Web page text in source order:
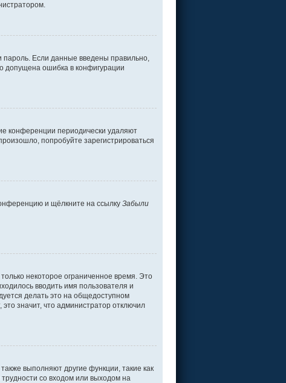
пароль. Если данные введены правильно,
допущена ошибка в конфигурации
конференции периодически удаляют
попробуйте зарегистрироваться
и щёлкните на ссылку Забыли
некоторое ограниченное время. Это
вводить имя пользователя и
делать это на общедоступном
это значит, что администратор отключил
выполняют другие функции, такие как
со входом или выходом на